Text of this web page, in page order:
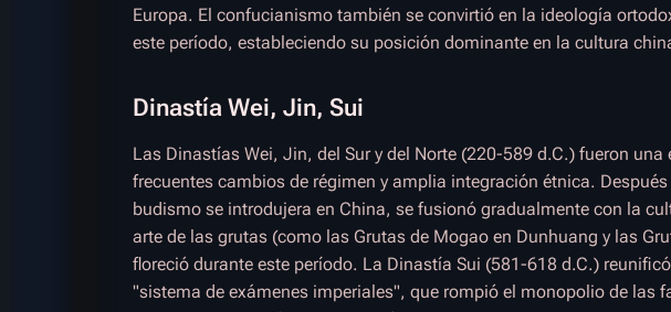
Europa. El confucianismo también se convirtió en la ideología
este período, estableciendo su posición dominante en la cultura
Dinastía Wei, Jin, Sui
Las Dinastías Wei, Jin, del Sur y del Norte (220-589 d.C.) fueron una
frecuentes cambios de régimen y amplia integración étnica. Después
budismo se introdujera en China, se fusionó gradualmente con la
arte de las grutas (como las Grutas de Mogao en Dunhuang y las
floreció durante este período. La Dinastía Sui (581-618 d.C.) reunificó
"sistema de exámenes imperiales", que rompió el monopolio de las